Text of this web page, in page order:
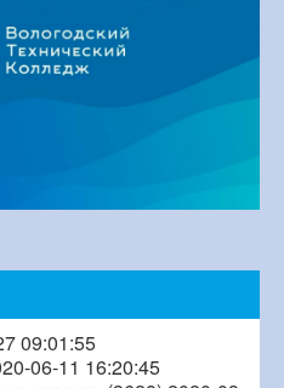
09:01:55
06-11 16:20:45